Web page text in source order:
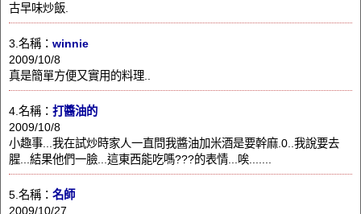
古早味炒飯.
3.名稱： winnie
2009/10/8
真是簡單方便又實用的料理..
4.名稱： 打醬油的
2009/10/8
小趣事...我在試炒時家人一直問我醬油加米酒是要幹麻.0..我說要去
腥...結果他們一臉...這東西能吃嗎???的表情...唉.......
5.名稱： 名師
2009/10/27